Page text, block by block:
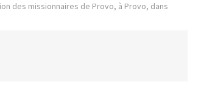
des missionnaires de Provo, à Provo, dans